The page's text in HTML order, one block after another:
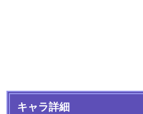
キャラ詳細